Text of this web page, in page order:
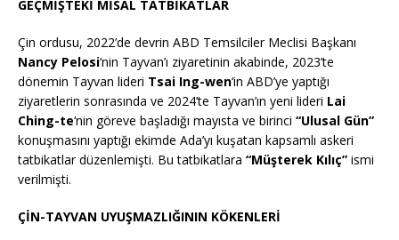
GEÇMİŞTEKİ MİSAL TATBİKATLAR
Çin ordusu, 2022’de devrin ABD Temsilciler Meclisi Başkanı
Nancy Pelosi‘nin Tayvan’ı ziyaretinin akabinde, 2023’te
dönemin Tayvan lideri Tsai Ing-wen‘in ABD’ye yaptığı
ziyaretlerin sonrasında ve 2024’te Tayvan’ın yeni lideri Lai
Ching-te‘nin göreve başladığı mayısta ve birinci “Ulusal Gün”
konuşmasını yaptığı ekimde Ada’yı kuşatan kapsamlı askeri
tatbikatlar düzenlemişti. Bu tatbikatlara “Müşterek Kılıç” ismi
verilmişti.
ÇİN-TAYVAN UYUŞMAZLIĞININ KÖKENLERİ